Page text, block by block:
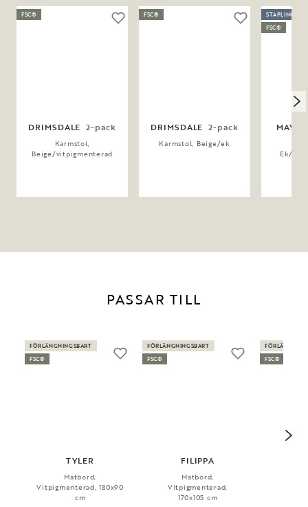
DRIMSDALE 2-pack
Karmstol,
Beige/vitpigmenterad
FSC®
DRIMSDALE 2-pack
Karmstol, Beige/ek
FSC®
Ek/
FSC®
PASSAR TILL
TYLER
Matbord,
Vitpigmenterad, 180x90
cm
FÖRLÄNGNINGSBART
FSC®
FILIPPA
Matbord,
Vitpigmenterad,
170x105 cm
FÖRLÄNGNINGSBART
FSC®
FSC®